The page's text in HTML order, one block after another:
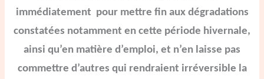
immédiatement pour mettre fin aux dégradations
constatées notamment en cette période hivernale,
ainsi qu’en matière d’emploi, et n’en laisse pas
commettre d’autres qui rendraient irréversible la